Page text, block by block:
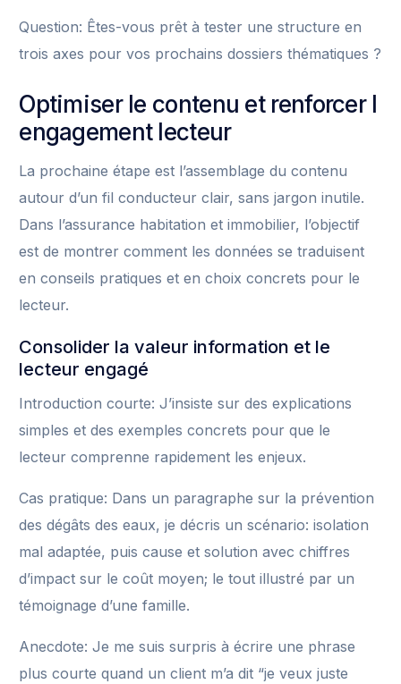
Question: Êtes-vous prêt à tester une structure en
trois axes pour vos prochains dossiers thématiques ?
Optimiser le contenu et renforcer l
engagement lecteur
La prochaine étape est l’assemblage du contenu
autour d’un fil conducteur clair, sans jargon inutile.
Dans l’assurance habitation et immobilier, l’objectif
est de montrer comment les données se traduisent
en conseils pratiques et en choix concrets pour le
lecteur.
Consolider la valeur information et le
lecteur engagé
Introduction courte: J’insiste sur des explications
simples et des exemples concrets pour que le
lecteur comprenne rapidement les enjeux.
Cas pratique: Dans un paragraphe sur la prévention
des dégâts des eaux, je décris un scénario: isolation
mal adaptée, puis cause et solution avec chiffres
d’impact sur le coût moyen; le tout illustré par un
témoignage d’une famille.
Anecdote: Je me suis surpris à écrire une phrase
plus courte quand un client m’a dit “je veux juste